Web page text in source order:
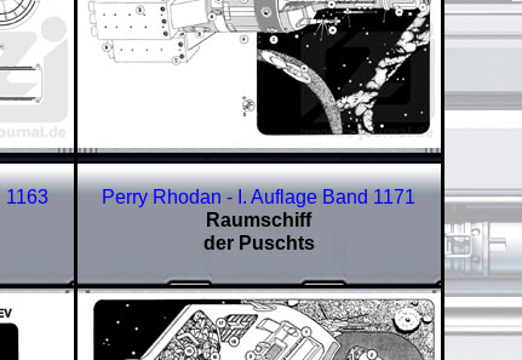
1163
Perry Rhodan - I. Auflage Band 1171
Raumschiff
der Puschts